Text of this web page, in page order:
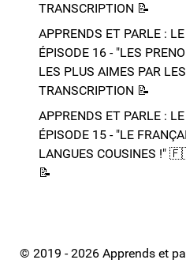
TRANSCRIPTION 📝​
APPRENDS ET PARLE :
ÉPISODE 16 - "LES
LES PLUS AIMES PAR
TRANSCRIPTION 📝​
APPRENDS ET PARLE :
ÉPISODE 15 - "LE
LANGUES COUSINES !"​
📝​
© 2019 - 2026 Apprends et